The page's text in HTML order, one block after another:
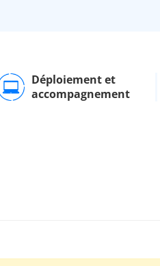
Déploiement et
accompagnement